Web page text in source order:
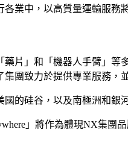
業中，以高質量運輸服務
片」和「機器人手臂」
團致力於提供專業服務，
的硅谷，以及南極洲和
」將作為體現NX集團